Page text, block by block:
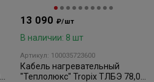
13 090 ₽/шт
В наличии: 8 шт
Артикул: 100035723600
Кабель нагревательный
"Теплолюкс" Tropix ТЛБЭ 78,0